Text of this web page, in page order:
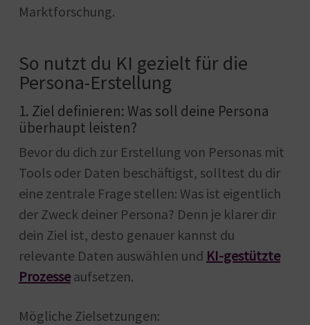
Marktforschung.
So nutzt du KI gezielt für die
Persona-Erstellung
1. Ziel definieren: Was soll deine Persona
überhaupt leisten?
Bevor du dich zur Erstellung von Personas mit
Tools oder Daten beschäftigst, solltest du dir
eine zentrale Frage stellen: Was ist eigentlich
der Zweck deiner Persona? Denn je klarer dir
dein Ziel ist, desto genauer kannst du
relevante Daten auswählen und KI-gestützte
Prozesseaufsetzen.
Mögliche Zielsetzungen: